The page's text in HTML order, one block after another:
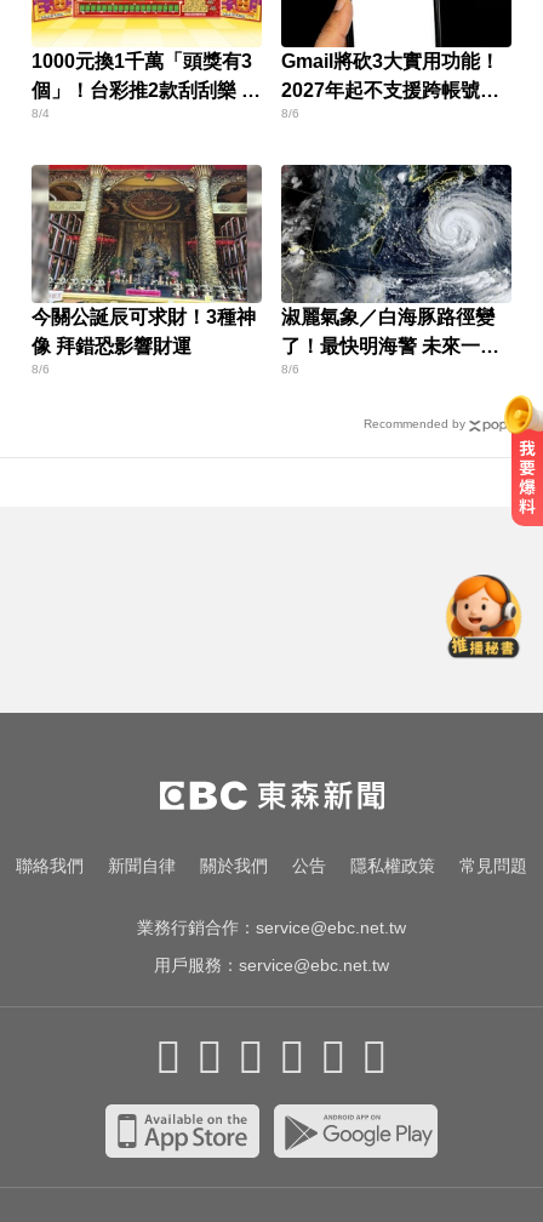
1000元換1千萬「頭獎有3
個」！台彩推2款刮刮樂 總
獎金逾33億
8/4
Gmail將砍3大實用功能！
2027年起不支援跨帳號寄
信
8/6
今關公誕辰可求財！3種神
像 拜錯恐影響財運
8/6
淑麗氣象／白海豚路徑變
了！最快明海警 未來一週
降雨熱區曝
8/6
Recommended by
盟臺北台新戰神
曾號召反女權集會！36歲網紅陳屍
住處 死因待查
色外公稱「幫看過敏」騙孫女脫褲
聯絡我們 新聞自律 關於我們 公告 隱私權政策 常見問題
業務行銷合作： service@ebc.net.tw
用戶服務： service@ebc.net.tw